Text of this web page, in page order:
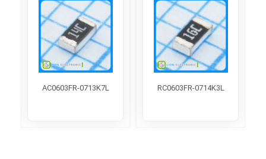
RC0603FR-0714K3L
AC0603FR-0713K7L